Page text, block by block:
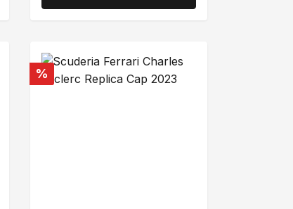
Rabatt
%